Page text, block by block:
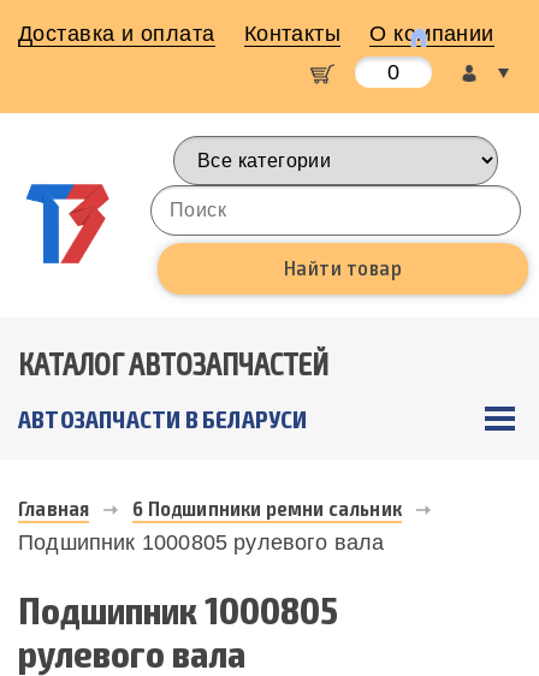
Доставка и оплата Контакты
О компании
0
КАТАЛОГ АВТОЗАПЧАСТЕЙ
АВТОЗАПЧАСТИ В БЕЛАРУСИ
Главная 6 Подшипники ремни сальник
Подшипник 1000805 рулевого вала
Подшипник 1000805
рулевого вала